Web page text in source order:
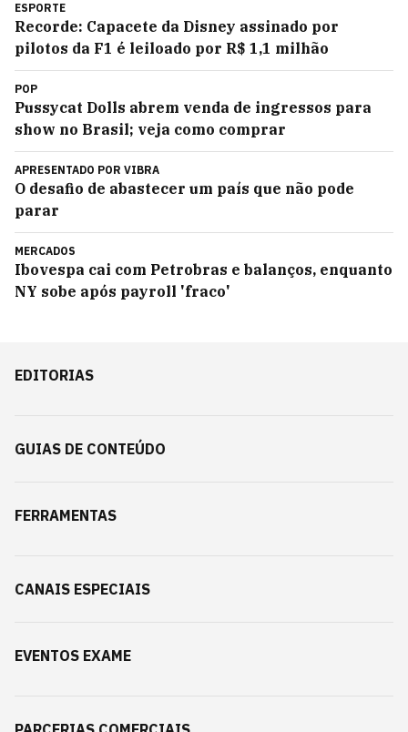
ESPORTE
Recorde: Capacete da Disney assinado por
pilotos da F1 é leiloado por R$ 1,1 milhão
POP
Pussycat Dolls abrem venda de ingressos para
show no Brasil; veja como comprar
APRESENTADO POR VIBRA
O desafio de abastecer um país que não pode
parar
MERCADOS
Ibovespa cai com Petrobras e balanços, enquanto
NY sobe após payroll 'fraco'
EDITORIAS
GUIAS DE CONTEÚDO
FERRAMENTAS
CANAIS ESPECIAIS
EVENTOS EXAME